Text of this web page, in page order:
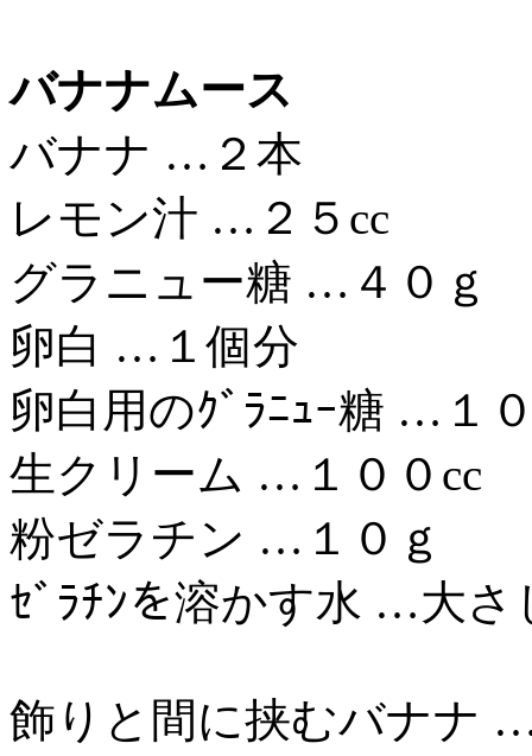
バナナムース
バナナ …２本
レモン汁 …２５cc
グラニュー糖 …４０ｇ
卵白 …１個分
卵白用のｸﾞﾗﾆｭｰ糖 …１
生クリーム …１００cc
粉ゼラチン …１０ｇ
ｾﾞﾗﾁﾝを溶かす水 …大さ
飾りと間に挟むバナ